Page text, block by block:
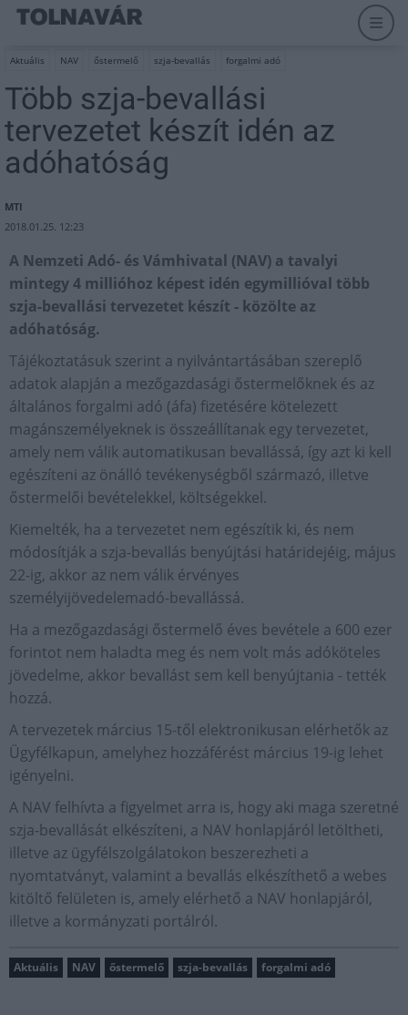
Aktuális NAV őstermelő szja-bevallás forgalmi adó
Több szja-bevallási
tervezetet készít idén az
adóhatóság
MTI
2018.01.25. 12:23
A Nemzeti Adó- és Vámhivatal (NAV) a tavalyi
mintegy 4 millióhoz képest idén egymillióval több
szja-bevallási tervezetet készít - közölte az
adóhatóság.
Tájékoztatásuk szerint a nyilvántartásában szereplő
adatok alapján a mezőgazdasági őstermelőknek és az
általános forgalmi adó (áfa) fizetésére kötelezett
magánszemélyeknek is összeállítanak egy tervezetet,
amely nem válik automatikusan bevallássá, így azt ki kell
egészíteni az önálló tevékenységből származó, illetve
őstermelői bevételekkel, költségekkel.
Kiemelték, ha a tervezetet nem egészítik ki, és nem
módosítják a szja-bevallás benyújtási határidejéig, május
22-ig, akkor az nem válik érvényes
személyijövedelemadó-bevallássá.
Ha a mezőgazdasági őstermelő éves bevétele a 600 ezer
forintot nem haladta meg és nem volt más adóköteles
jövedelme, akkor bevallást sem kell benyújtania - tették
hozzá.
A tervezetek március 15-től elektronikusan elérhetők az
Ügyfélkapun, amelyhez hozzáférést március 19-ig lehet
igényelni.
A NAV felhívta a figyelmet arra is, hogy aki maga szeretné
szja-bevallását elkészíteni, a NAV honlapjáról letöltheti,
illetve az ügyfélszolgálatokon beszerezheti a
nyomtatványt, valamint a bevallás elkészíthető a webes
kitöltő felületen is, amely elérhető a NAV honlapjáról,
illetve a kormányzati portálról.
Aktuális NAV őstermelő szja-bevallás forgalmi adó